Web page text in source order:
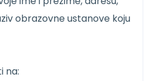
obrazovne ustanove koju
na: